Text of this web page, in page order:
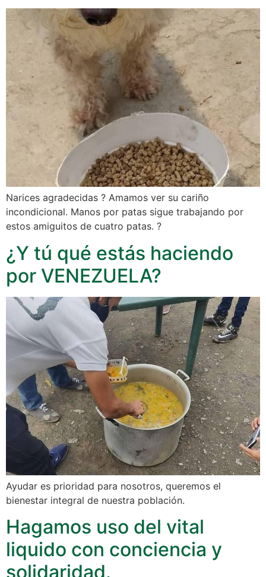
Narices agradecidas ? Amamos ver su cariño
incondicional. Manos por patas sigue trabajando por
estos amiguitos de cuatro patas. ?
¿Y tú qué estás haciendo
por VENEZUELA?
Ayudar es prioridad para nosotros, queremos el
bienestar integral de nuestra población.
Hagamos uso del vital
liquido con conciencia y
solidaridad.